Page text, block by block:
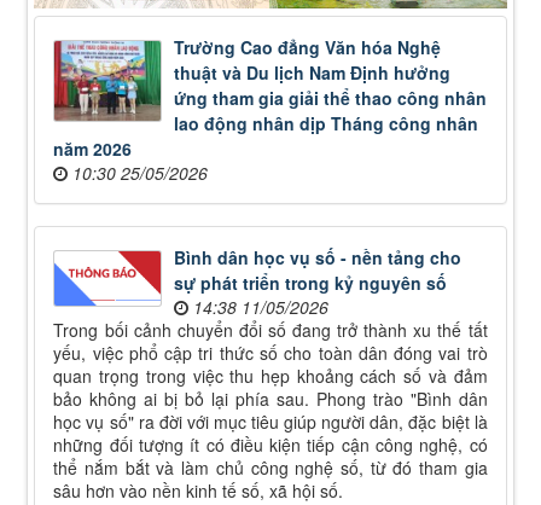
Trường Cao đẳng Văn hóa Nghệ
thuật và Du lịch Nam Định hưởng
ứng tham gia giải thể thao công nhân
lao động nhân dịp Tháng công nhân
năm 2026
10:30 25/05/2026
Bình dân học vụ số - nền tảng cho
sự phát triển trong kỷ nguyên số
14:38 11/05/2026
Trong bối cảnh chuyển đổi số đang trở thành xu thế tất
yếu, việc phổ cập tri thức số cho toàn dân đóng vai trò
quan trọng trong việc thu hẹp khoảng cách số và đảm
bảo không ai bị bỏ lại phía sau. Phong trào "Bình dân
học vụ số" ra đời với mục tiêu giúp người dân, đặc biệt là
những đối tượng ít có điều kiện tiếp cận công nghệ, có
thể nắm bắt và làm chủ công nghệ số, từ đó tham gia
sâu hơn vào nền kinh tế số, xã hội số.